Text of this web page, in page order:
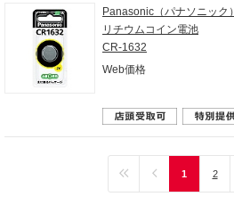
Panasonic（パナソニック）
リチウムコイン電池
CR-1632
Web価格
1 2